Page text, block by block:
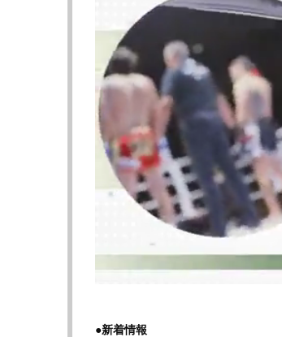
安保（右）が因縁のスダリオ（左）に勝利
BreakingDown株式会社
『BreakingDown12』
2024
年6月
日（日）東京・ア
▼第23試合 無差別級スペシャ
○安保瑠輝也
【フォト】安保が吹き飛んだ！
●新着情報